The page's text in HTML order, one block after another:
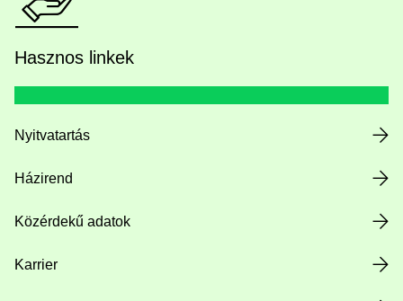
Hasznos linkek
Nyitvatartás
Házirend
Közérdekű adatok
Karrier